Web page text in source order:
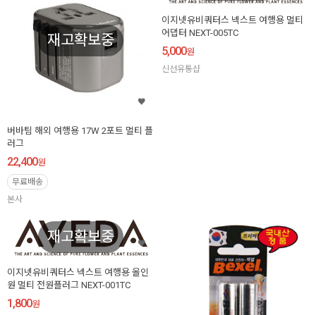
재고확보중
버바팀 해외 여행용 17W 2포트 멀티 플
러그
22,400원
무료배송
본사
이지넷유비쿼터스 넥스트 여행용 멀티
어댑터 NEXT-005TC
5,000원
신선유통샵
재고확보중
이지넷유비쿼터스 넥스트 여행용 올인
원 멀티 전원플러그 NEXT-001TC
1,800원